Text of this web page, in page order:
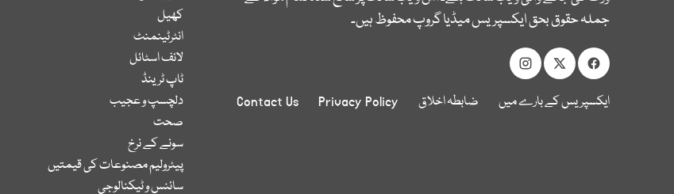
جملہ حقوق بحق ایکسپریس میڈیا گروپ محفوظ ہیں۔
ایکسپریس کے بارے میں ضابطہ اخلاق Privacy Policy
Contact Us
کھیل
انٹرٹینمنٹ
لائف اسٹائل
ٹاپ ٹرینڈ
دلچسپ و عجیب
صحت
سونے کے نرخ
پیٹرولیم مصنوعات کی قیمتیں
سائنس و ٹیکنالوجی